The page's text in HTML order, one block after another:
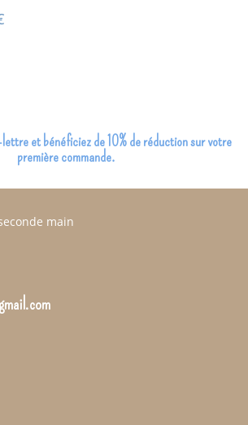
et bénéficiez de 10% de réduction sur votre
première commande.
main